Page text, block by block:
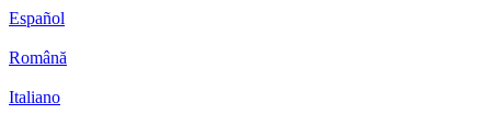
Español
Română
Italiano